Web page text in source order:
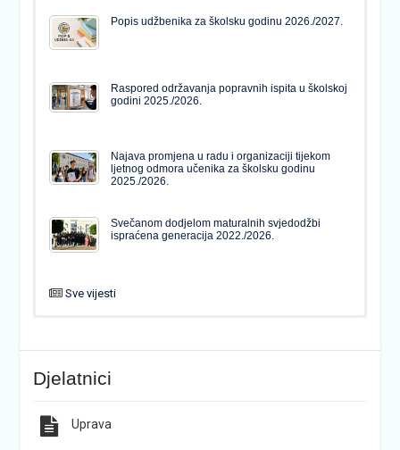
Popis udžbenika za školsku godinu 2026./2027.
Raspored održavanja popravnih ispita u školskoj
godini 2025./2026.
Najava promjena u radu i organizaciji tijekom
ljetnog odmora učenika za školsku godinu
2025./2026.
Svečanom dodjelom maturalnih svjedodžbi
ispraćena generacija 2022./2026.
Sve vijesti
Popis udžbenika za školsku godinu 2026./2027.
Natječaj za upis u 1. razred Katoličke gimnazije s
pravom javnosti
Djelatnici
Uprava